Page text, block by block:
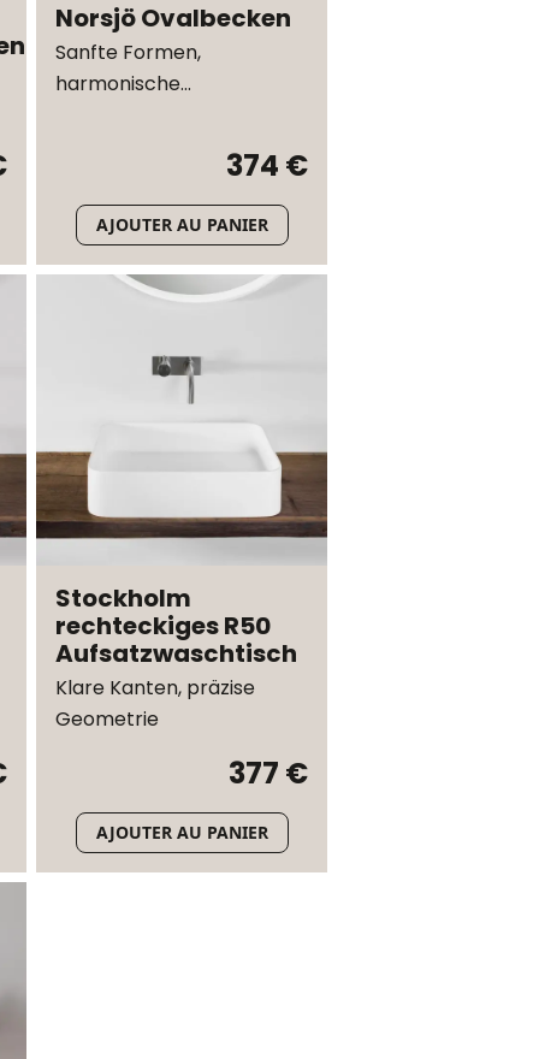
Norsjö Ovalbecken
Sanfte Formen,
harmonische
374 €
AJOUTER AU PANIER
Stockholm
rechteckiges R50
Aufsatzwaschtisch
Klare Kanten, präzise
Geometrie
377 €
AJOUTER AU PANIER